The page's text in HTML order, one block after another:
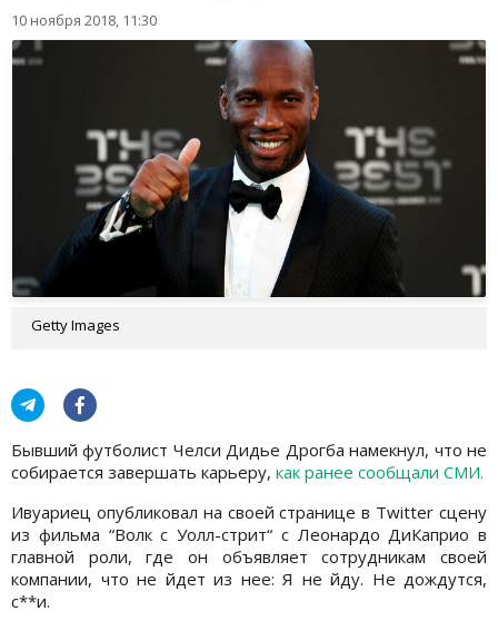
10 ноября 2018, 11:30
Getty Images
Бывший футболист Челси Дидье Дрогба намекнул, что не
собирается завершать карьеру, как ранее сообщали СМИ.
Ивуариец опубликовал на своей странице в Twitter сцену
из фильма “Волк с Уолл-стрит“ с Леонардо ДиКаприо в
главной роли, где он объявляет сотрудникам своей
компании, что не йдет из нее: Я не йду. Не дождутся,
с**и.